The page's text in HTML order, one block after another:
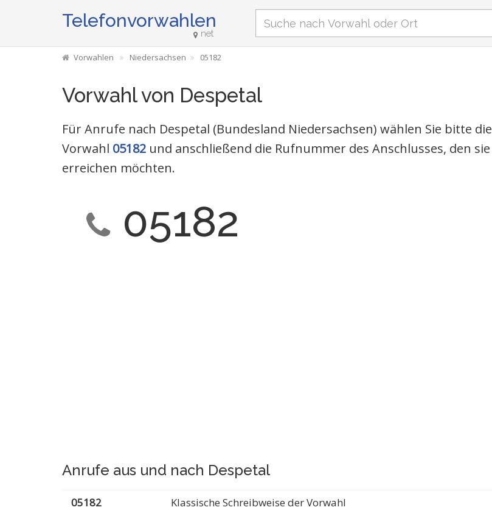
Telefonvorwahlen
net
Vorwahlen Niedersachsen 05182
Vorwahl von Despetal
Für Anrufe nach Despetal (Bundesland Niedersachsen) wählen Sie bitte die
Vorwahl 05182 und anschließend die Rufnummer des Anschlusses, den sie
erreichen möchten.
05182
Anrufe aus und nach Despetal
05182
Klassische Schreibweise der Vorwahl